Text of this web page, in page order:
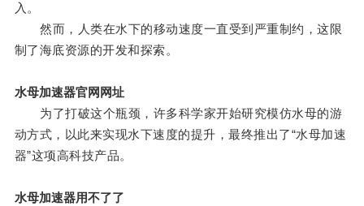
入。
然而，人类在水下的移动速度一直受到严重制约，这限
制了海底资源的开发和探索。
水母加速器官网网址
为了打破这个瓶颈，许多科学家开始研究模仿水母的游
动方式，以此来实现水下速度的提升，最终推出了“水母加速
器”这项高科技产品。
水母加速器用不了了